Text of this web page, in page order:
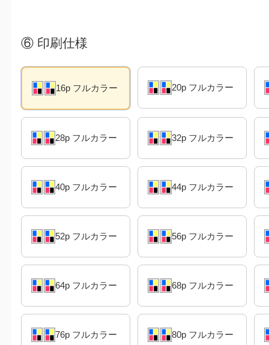
⑥ 印刷仕様
16p フルカラー 20p フルカラー
28p フルカラー 32p フルカラー
40p フルカラー 44p フルカラー
52p フルカラー 56p フルカラー
64p フルカラー 68p フルカラー
76p フルカラー 80p フルカラー